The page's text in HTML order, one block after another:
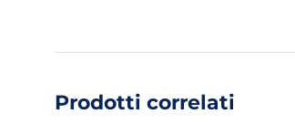
Prodotti correlati